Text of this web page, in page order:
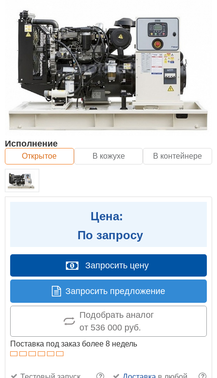
Исполнение
Открытое В кожухе В контейнере
Цена:
По запросу
Запросить цену
Запросить предложение
Подобрать аналог
от 536 000 руб.
Поставка под заказ более 8 недель
? ?